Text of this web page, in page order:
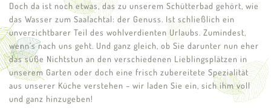
Doch da ist noch etwas, das zu unserem Schütterbad gehört, wie
das Wasser zum Saalachtal: der Genuss. Ist schließlich ein
unverzichtbarer Teil des wohlverdienten Urlaubs. Zumindest,
wenn’s nach uns geht. Und ganz gleich, ob Sie darunter nun eher
das süße Nichtstun an den verschiedenen Lieblingsplätzen in
unserem Garten oder doch eine frisch zubereitete Spezialität
aus unserer Küche verstehen – wir laden Sie ein, sich ihm voll
und ganz hinzugeben!